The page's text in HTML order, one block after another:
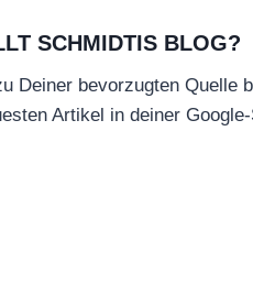
SCHMIDTIS BLOG?
Deiner bevorzugten Quelle
Artikel in deiner